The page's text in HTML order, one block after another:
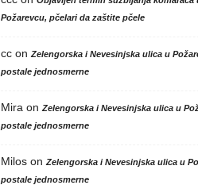
Požarevcu, pčelari da zaštite pčele
ccon Zelengorska i Nevesinjska ulica u
postale jednosmerne
Mira on Zelengorska i Nevesinjska ulica u
postale jednosmerne
Miloson Zelengorska i Nevesinjska ulica u
postale jednosmerne